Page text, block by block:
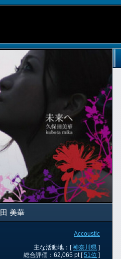
美華
Accoustic
主な活動地：[神奈川県 ]
総合評価：62,065 pt [51位 ]